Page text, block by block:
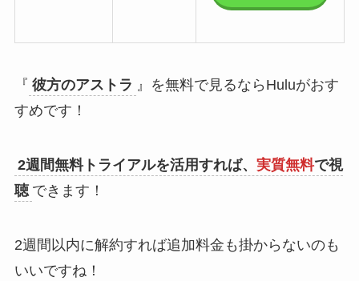
『 彼方のアストラ 』を無料で見るならHuluがおす
すめです！
2週間無料トライアルを活用すれば、 実質無料で視
聴 できます！
2週間以内に解約すれば追加料金も掛からないのも
いいですね！